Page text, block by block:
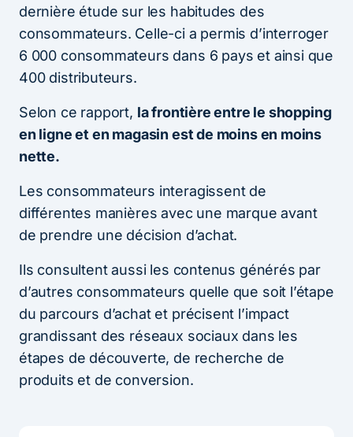
dernière étude sur les habitudes des
consommateurs. Celle-ci a permis d’interroger
6 000 consommateurs dans 6 pays et ainsi que
400 distributeurs.
Selon ce rapport, la frontière entre le shopping
en ligne et en magasin est de moins en moins
nette.
Les consommateurs interagissent de
différentes manières avec une marque avant
de prendre une décision d’achat.
Ils consultent aussi les contenus générés par
d’autres consommateurs quelle que soit l’étape
du parcours d’achat et précisent l’impact
grandissant des réseaux sociaux dans les
étapes de découverte, de recherche de
produits et de conversion.